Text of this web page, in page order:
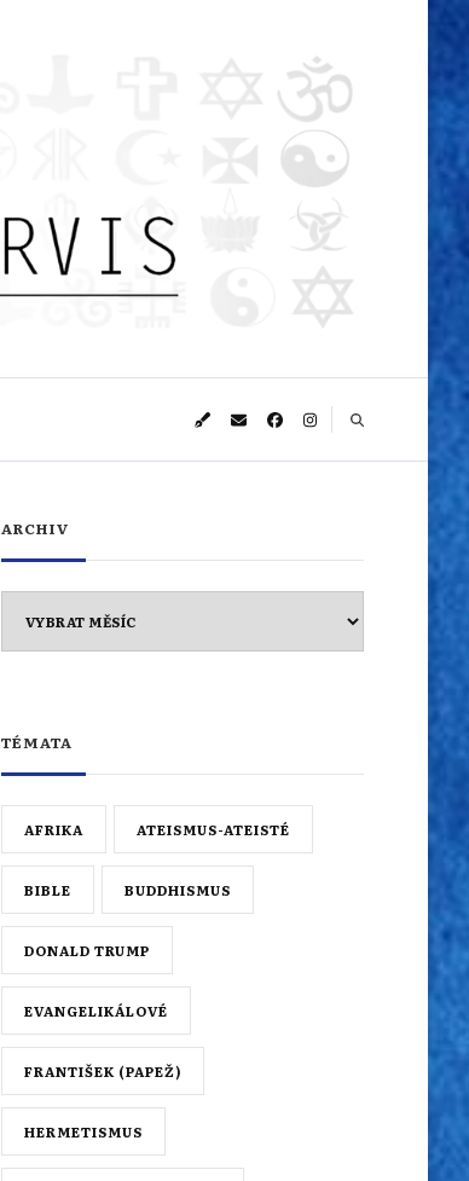
ARCHIV
TÉMATA
AFRIKA ATEISMUS-ATEISTÉ
BIBLE BUDDHISMUS
DONALD TRUMP
EVANGELIKÁLOVÉ
FRANTIŠEK (PAPEŽ)
HERMETISMUS